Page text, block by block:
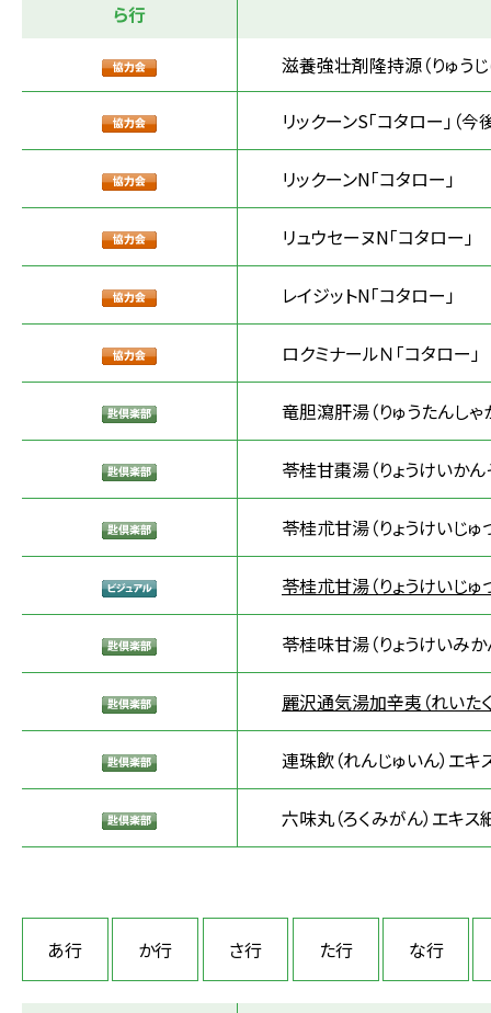
ら行
滋養強壮剤隆持源（りゅう
リックーンS「コタロー」（
リックーンN「コタロー」
リュウセーヌN「コタロー」
レイジットN「コタロー」
ロクミナールＮ「コタロー」
竜胆瀉肝湯（りゅうたんしゃ
苓桂甘棗湯（りょうけいかん
苓桂朮甘湯（りょうけいじゅ
苓桂朮甘湯（りょうけいじゅ
苓桂味甘湯（りょうけいみか
麗沢通気湯加辛夷（れいた
連珠飲（れんじゅいん）エキ
六味丸（ろくみがん）エキス
あ行 か行 さ行 た行 な行